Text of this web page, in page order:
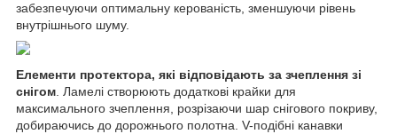
забезпечуючи оптимальну керованість, зменшуючи рівень
внутрішнього шуму.
Елементи протектора, які відповідають за зчеплення зі
снігом . Ламелі створюють додаткові крайки для
максимального зчеплення, розрізаючи шар снігового покриву,
добираючись до дорожнього полотна. V-подібні канавки